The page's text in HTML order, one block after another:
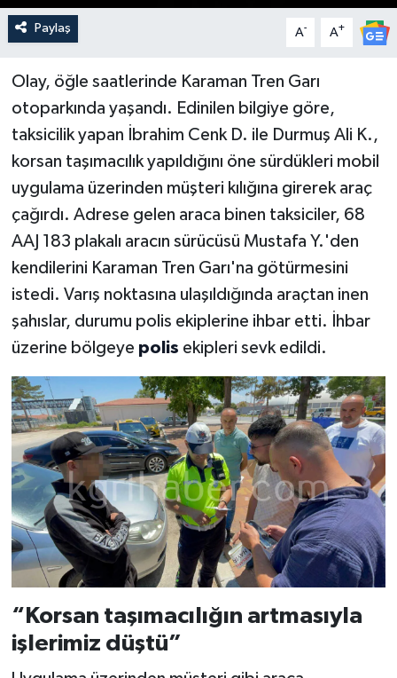
Paylaş A- A+
Olay, öğle saatlerinde Karaman Tren Garı
otoparkında yaşandı. Edinilen bilgiye göre,
taksicilik yapan İbrahim Cenk D. ile Durmuş Ali K.,
korsan taşımacılık yapıldığını öne sürdükleri mobil
uygulama üzerinden müşteri kılığına girerek araç
çağırdı. Adrese gelen araca binen taksiciler, 68
AAJ 183 plakalı aracın sürücüsü Mustafa Y.'den
kendilerini Karaman Tren Garı'na götürmesini
istedi. Varış noktasına ulaşıldığında araçtan inen
şahıslar, durumu polis ekiplerine ihbar etti. İhbar
üzerine bölgeye polis ekipleri sevk edildi.
“Korsan taşımacılığın artmasıyla
işlerimiz düştü”